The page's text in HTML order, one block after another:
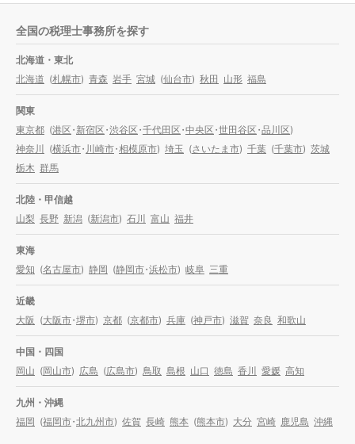
全国の税理士事務所を探す
北海道・東北
北海道 (札幌市) 青森 岩手 宮城 (仙台市) 秋田 山形 福島
関東
東京都 (港区・新宿区・渋谷区・千代田区・中央区・世田谷区・品川区)
神奈川
(横浜市・川崎市・相模原市) 埼玉 (さいたま市) 千葉 (千葉市) 茨城
栃木 群馬
北陸・甲信越
山梨 長野 新潟 (新潟市) 石川 富山 福井
東海
愛知 (名古屋市) 静岡 (静岡市・浜松市) 岐阜 三重
近畿
大阪 (大阪市・堺市) 京都 (京都市) 兵庫 (神戸市) 滋賀 奈良 和歌山
中国・四国
岡山 (岡山市) 広島 (広島市) 鳥取 島根 山口 徳島 香川 愛媛 高知
九州・沖縄
福岡 (福岡市・北九州市) 佐賀 長崎 熊本 (熊本市) 大分 宮崎 鹿児島 沖縄